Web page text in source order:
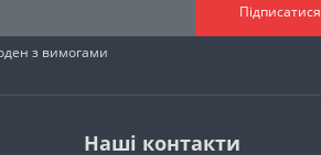
Підписатися
з вимогами
Наші контакти